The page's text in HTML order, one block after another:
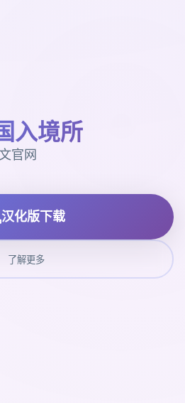
入境所
官网
汉化版下载
了解更多